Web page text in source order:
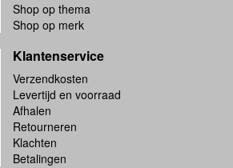
Shop op thema
Shop op merk
Klantenservice
Verzendkosten
Levertijd en voorraad
Afhalen
Retourneren
Klachten
Betalingen